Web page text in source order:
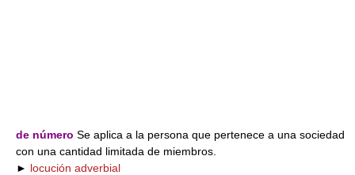
de número Se aplica a la persona que pertenece a una sociedad
con una cantidad limitada de miembros.
► locución adverbial